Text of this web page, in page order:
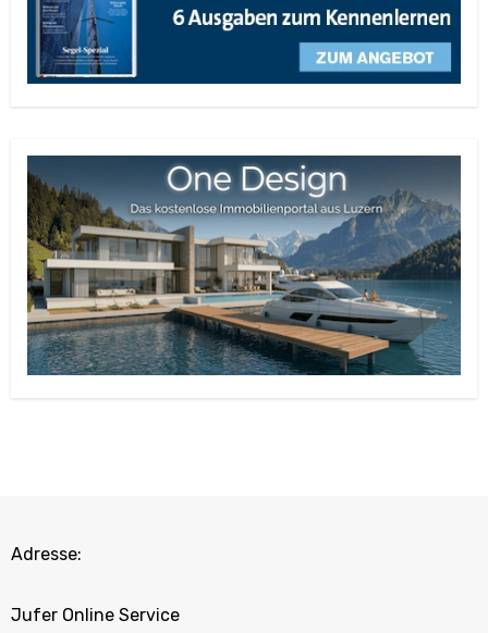
Adresse:
Jufer Online Service